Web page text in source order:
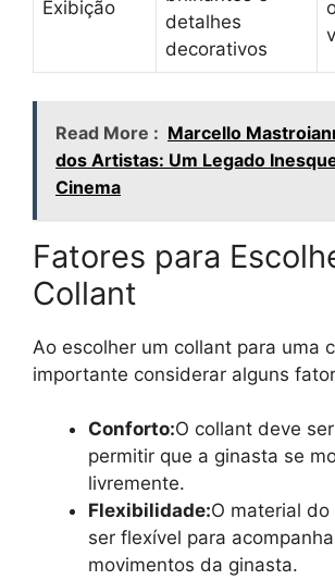
Exibição
detalhes
decorativos
Read More : Marcello
dos Artistas: Um Legado
Cinema
Fatores para
Collant
Ao escolher um collant para uma
importante considerar alguns
Conforto:O collant deve
permitir que a ginasta se
livremente.
Flexibilidade:O material
ser flexível para
movimentos da ginasta.